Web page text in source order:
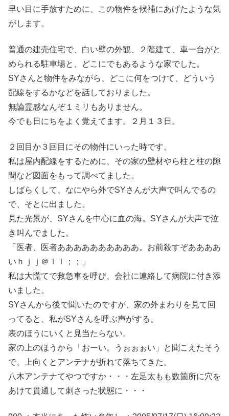
早い目に手放すために、この物件を候補にあげたような気
がします。
普通の建売住宅で、白い壁の外観、２階建て、車一台がと
められる駐車場と、どこにでもあるような家でした。
SYさんと物件をみながら、どこに何をつけて、どういう
配線をするかなどを話しておりました。
無論霊感なんぞ１ミリもありません。
今でも日にちをよく覚えてます。２月１３日。
２回目か３回目にその物件にいった時です。
私は屋内配線をするために、その家の壁材やら柱と柱の隙
間など図面をもって調べてました。
しばらくして、なにやら外でSYさんが大声で叫んでるの
で、そとに出ました。
見た光景が、SYさんを中心に血の海。SYさんが大声で泣
き叫んでました。
「医者、医者ああああああああああ。お前殺すぞああああ
いｈｊｊ＠ｌｌ；；」
私は大慌てで救急車を呼び、会社に連絡して病院に付き添
いました。
SYさんから後で聞いたのですが、家の外まわりを見て回
ってると、私がSYさんを呼ぶ声がする。
表のほうにいくと見当たらない。
家の上のほうから「おーい。うぉぉぉい」と聞こえたそう
で、上向くとアンテナが折れて落ちてきた。
八木アンテナてやつですか・・・左足太もも数箇所に穴を
あけて貫通して刺さった状態に・・・